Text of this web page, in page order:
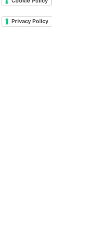
Privacy Policy